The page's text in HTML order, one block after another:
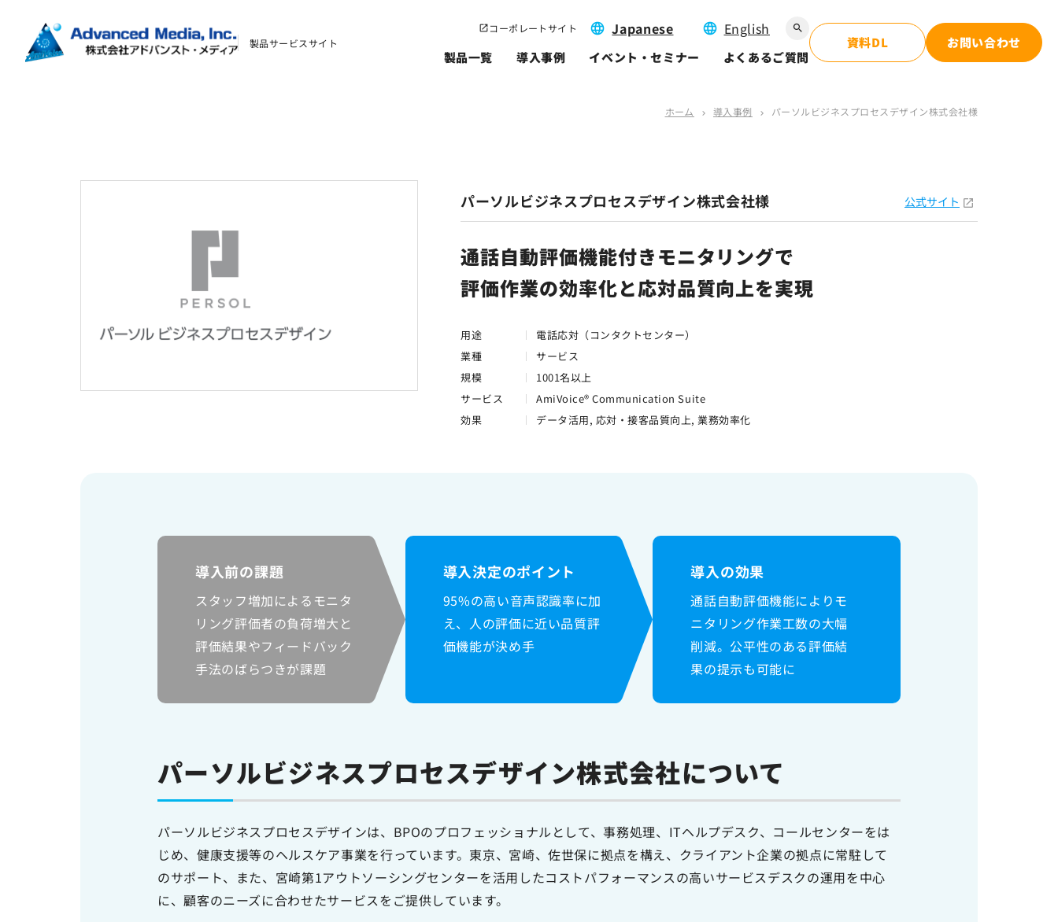
お問い合わせ
情報セキュリティポリシー
メールマガジン
製品サービスサイト
コーポレートサイト Japanese English search
製品一覧 導入事例 イベント・セミナー よくあるご質問
資料DL お問い合わせ
ホーム chevron_right 導入事例 chevron_right パーソルビジネスプロセスデザイン株式会社様
パーソルビジネスプロセスデザイン株式会社様 公式サイト
通話自動評価機能付きモニタリングで
評価作業の効率化と応対品質向上を実現
用途
電話応対（コンタクトセンター）
業種
サービス
規模
1001名以上
サービス
AmiVoice® Communication Suite
効果
データ活用, 応対・接客品質向上, 業務効率化
導入前の課題
スタッフ増加によるモニタ
リング評価者の負荷増大と
評価結果やフィードバック
手法のばらつきが課題
導入決定のポイント
95%の高い音声認識率に加
え、人の評価に近い品質評
価機能が決め手
導入の効果
通話自動評価機能によりモ
ニタリング作業工数の大幅
削減。公平性のある評価結
果の提示も可能に
パーソルビジネスプロセスデザイン株式会社について
パーソルビジネスプロセスデザインは、BPOのプロフェッショナルとして、事務処理、ITヘルプデスク、コールセンターをは
じめ、健康支援等のヘルスケア事業を行っています。東京、宮崎、佐世保に拠点を構え、クライアント企業の拠点に常駐して
のサポート、また、宮崎第1アウトソーシングセンターを活用したコストパフォーマンスの高いサービスデスクの運用を中心
に、顧客のニーズに合わせたサービスをご提供しています。